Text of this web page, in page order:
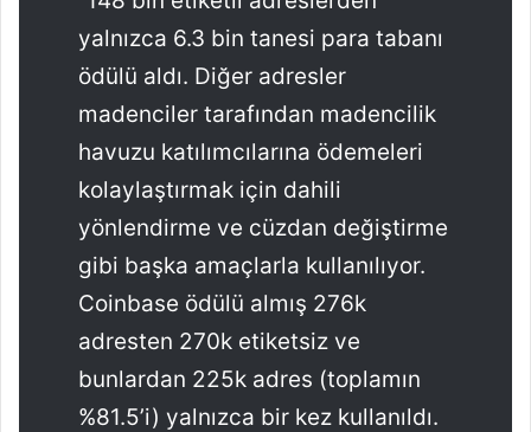
yalnızca 6.3 bin tanesi para tabanı
ödülü aldı. Diğer adresler
madenciler tarafından madencilik
havuzu katılımcılarına ödemeleri
kolaylaştırmak için dahili
yönlendirme ve cüzdan değiştirme
gibi başka amaçlarla kullanılıyor.
Coinbase ödülü almış 276k
adresten 270k etiketsiz ve
bunlardan 225k adres (toplamın
%81.5’i) yalnızca bir kez kullanıldı.